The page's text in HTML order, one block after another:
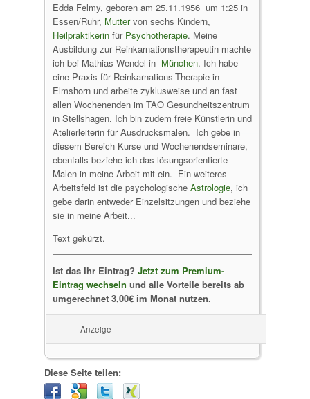
Edda Felmy, geboren am 25.11.1956 um 1:25 in
Essen/Ruhr, Muttervon sechs Kindern,
Heilpraktikerin für Psychotherapie. Meine
Ausbildung zur Reinkarnationstherapeutin machte
ich bei Mathias Wendel in München. Ich habe
eine Praxis für Reinkarnations-Therapie in
Elmshorn und arbeite zyklusweise und an fast
allen Wochenenden im TAO Gesundheitszentrum
in Stellshagen. Ich bin zudem freie Künstlerin und
Atelierleiterin für Ausdrucksmalen. Ich gebe in
diesem Bereich Kurse und Wochenendseminare,
ebenfalls beziehe ich das lösungsorientierte
Malen in meine Arbeit mit ein. Ein weiteres
Arbeitsfeld ist die psychologische Astrologie, ich
gebe darin entweder Einzelsitzungen und beziehe
sie in meine Arbeit...
Text gekürzt.
Ist das Ihr Eintrag? Jetzt zum Premium-
Eintrag wechseln und alle Vorteile bereits ab
umgerechnet 3,00€ im Monat nutzen.
Anzeige
Diese Seite teilen: